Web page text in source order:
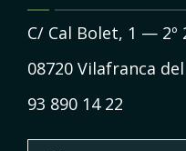
C/ Cal Bolet, 1 — 2º
08720 Vilafranca
93 890 14 22